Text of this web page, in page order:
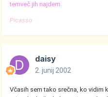
temveč jih najdem.
Picasso
daisy
2. junij 2002
Včasih sem tako srečna, ko vidim